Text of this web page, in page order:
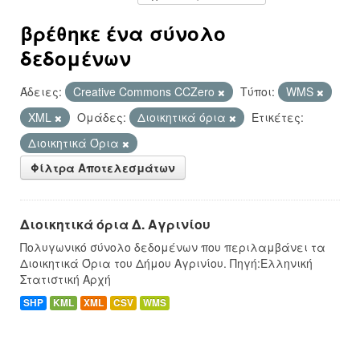
βρέθηκε ένα σύνολο
δεδομένων
Άδειες: Creative Commons CCZero Τύποι:
WMS
XML
Ομάδες: Διοικητικά όρια
Ετικέτες:
Διοικητικά Όρια
Φίλτρα Αποτελεσμάτων
Διοικητικά όρια Δ. Αγρινίου
Πολυγωνικό σύνολο δεδομένων που περιλαμβάνει τα
Διοικητικά Όρια του Δήμου Αγρινίου. Πηγή:Ελληνική
Στατιστική Αρχή
SHP KML XML CSV WMS